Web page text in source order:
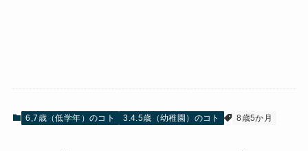
6,7歳（低学年）のコト 3.4.5歳（幼稚園）のコト 8歳5か月